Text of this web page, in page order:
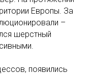
Европы. За
–
шерстный
появились